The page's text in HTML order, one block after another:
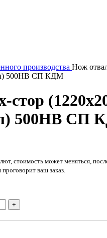
производства Нож
500HB СП КДМ
стор
500HB СП
стоимость может меняться,
ваш заказ.